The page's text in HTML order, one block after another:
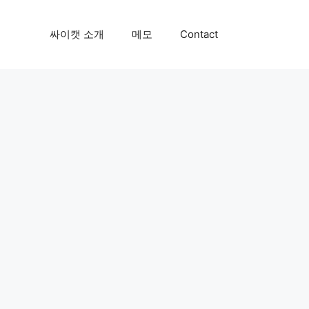
싸이캣 소개 메모 Contact